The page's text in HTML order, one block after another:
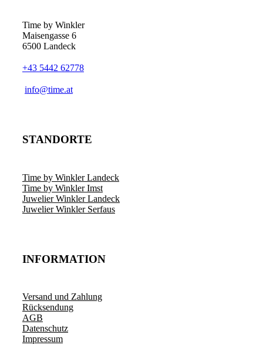
Time by Winkler
Maisengasse 6
6500 Landeck
+43 5442 62778
­info@time.at
STANDORTE
Time by Winkler Landeck
Time by Winkler Imst
Juwelier Winkler Landeck
Juwelier Winkler Serfaus
INFORMATION
Versand und Zahlung
Rücksendung
AGB
Datenschutz
Impressum